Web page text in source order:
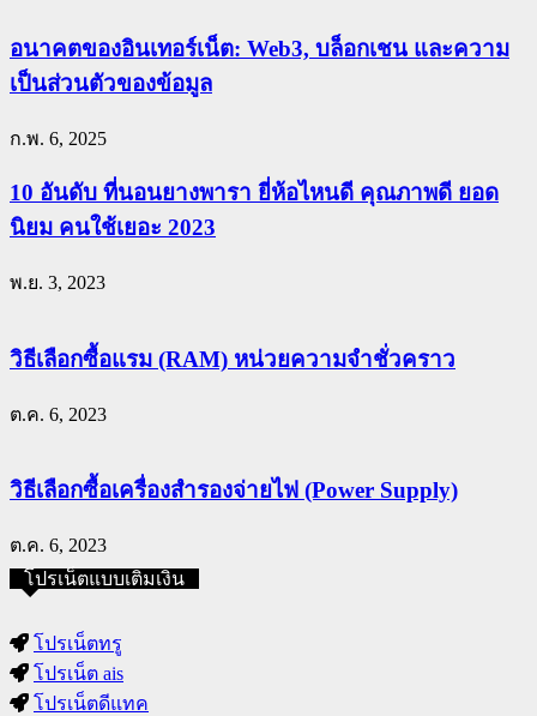
อนาคตของอินเทอร์เน็ต: Web3, บล็อกเชน และความ
เป็นส่วนตัวของข้อมูล
ก.พ. 6, 2025
10 อันดับ ที่นอนยางพารา ยี่ห้อไหนดี คุณภาพดี ยอด
นิยม คนใช้เยอะ 2023
พ.ย. 3, 2023
วิธีเลือกซื้อแรม (RAM) หน่วยความจำชั่วคราว
ต.ค. 6, 2023
วิธีเลือกซื้อเครื่องสำรองจ่ายไฟ (Power Supply)
ต.ค. 6, 2023
โปรเน็ตแบบเติมเงิน
โปรเน็ตทรู
โปรเน็ต ais
โปรเน็ตดีแทค